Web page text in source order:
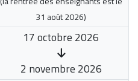
31 août 2026)
17 octobre 2026
2 novembre 2026